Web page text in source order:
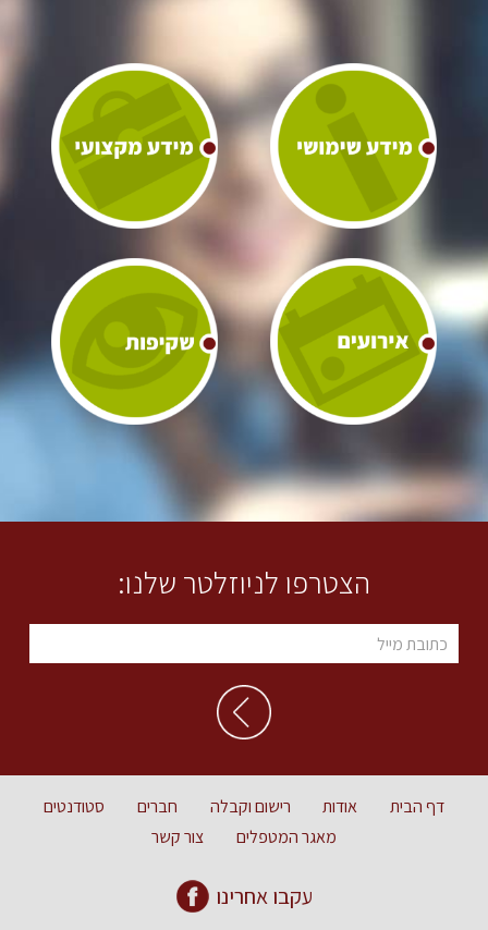
הצטרפו לניוזלטר שלנו:
דף הבית אודות רישום וקבלה חברים
סטודנטים
מאגר המטפלים
צור קשר
עקבו אחרינו